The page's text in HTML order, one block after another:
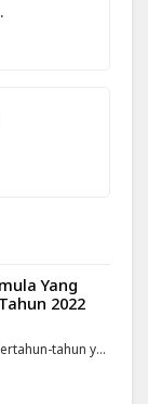
Yang
2022
tahun yang lalu